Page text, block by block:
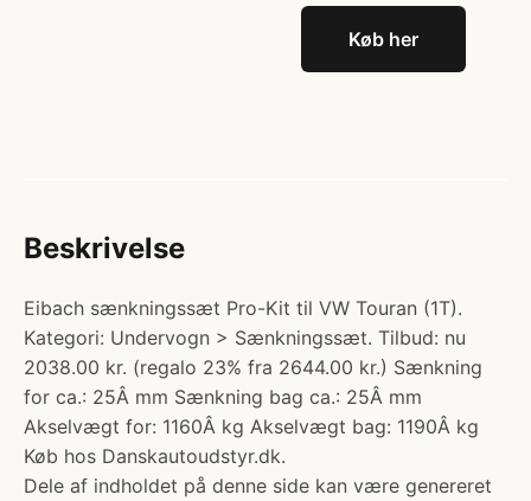
Køb her
Beskrivelse
Eibach sænkningssæt Pro-Kit til VW Touran (1T).
Kategori: Undervogn > Sænkningssæt. Tilbud: nu
2038.00 kr. (regalo 23% fra 2644.00 kr.) Sænkning
for ca.: 25Â mm Sænkning bag ca.: 25Â mm
Akselvægt for: 1160Â kg Akselvægt bag: 1190Â kg
Køb hos Danskautoudstyr.dk.
Dele af indholdet på denne side kan være genereret